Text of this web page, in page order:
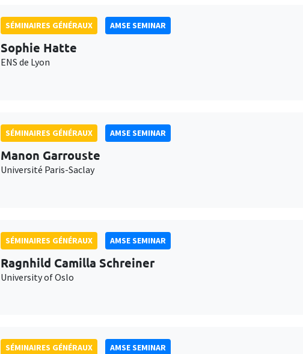
SÉMINAIRES GÉNÉRAUX AMSE SEMINAR
Sophie Hatte
ENS de Lyon
SÉMINAIRES GÉNÉRAUX AMSE SEMINAR
Manon Garrouste
Université Paris-Saclay
SÉMINAIRES GÉNÉRAUX AMSE SEMINAR
Ragnhild Camilla Schreiner
University of Oslo
SÉMINAIRES GÉNÉRAUX AMSE SEMINAR